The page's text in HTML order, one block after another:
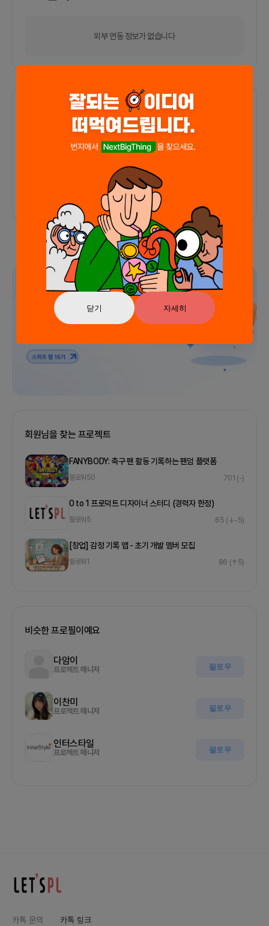
닫기 자세히
외부 연동 정보가 없습니다
함께한 사람들이 남긴 말
아직 후기가 도착하지 않았습니다
회원님을 찾는 프로젝트
FANYBODY: 축구 팬 활동 기록하는 팬덤 플랫폼
팔로워 50 701 (-)
0 to 1 프로덕트 디자이너 스터디 (경력자 한정)
팔로워 5 65 (↓-5)
[창업] 감정 기록 앱 - 초기 개발 멤버 모집
팔로워 1 86 (↑5)
비슷한 프로필이예요
다암이
프로젝트 매니저 팔로우
이찬미
프로젝트 매니저 팔로우
인터스타일
프로젝트 매니저 팔로우
카톡 문의
카톡 링크